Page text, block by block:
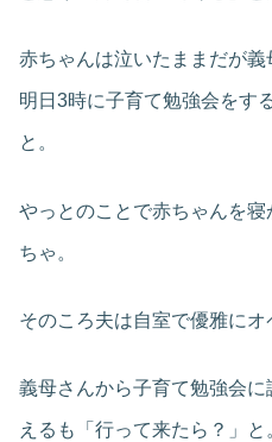
赤ちゃんは泣いたままだが義
明日3時に子育て勉強会をす
と。
やっとのことで赤ちゃんを
ちゃ。
そのころ夫は自室で優雅にオ
義母さんから子育て勉強会
えるも「行って来たら？」と